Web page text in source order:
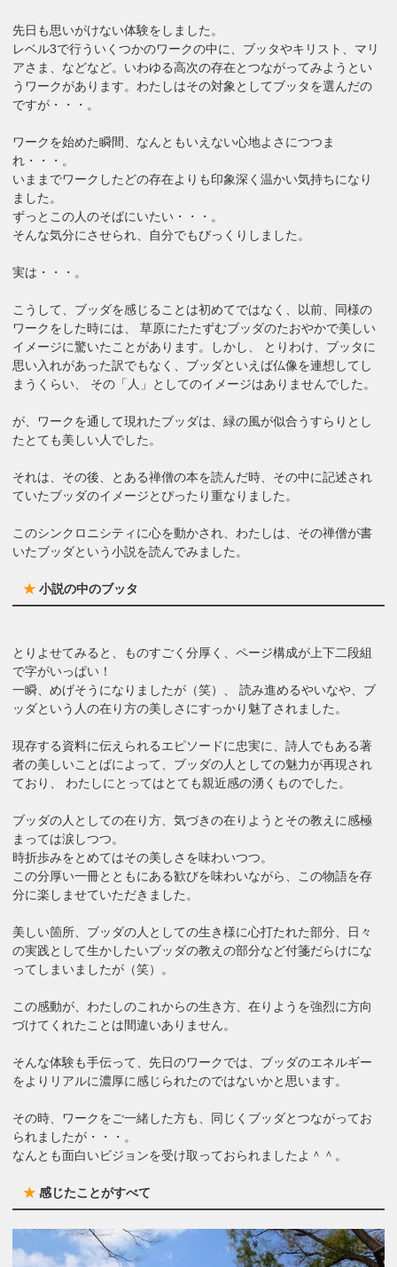
先日も思いがけない体験をしました。
レベル3で行ういくつかのワークの中に、ブッタやキリスト、マリ
アさま、などなど。いわゆる高次の存在とつながってみようとい
うワークがあります。わたしはその対象としてブッタを選んだの
ですが・・・。
ワークを始めた瞬間、なんともいえない心地よさにつつま
れ・・・。
いままでワークしたどの存在よりも印象深く温かい気持ちになり
ました。
ずっとこの人のそばにいたい・・・。
そんな気分にさせられ、自分でもびっくりしました。
実は・・・。
こうして、ブッダを感じることは初めてではなく、以前、同様の
ワークをした時には、 草原にたたずむブッダのたおやかで美しい
イメージに驚いたことがあります。しかし、 とりわけ、ブッタに
思い入れがあった訳でもなく、ブッダといえば仏像を連想してし
まうくらい、 その「人」としてのイメージはありませんでした。
が、ワークを通して現れたブッダは、緑の風が似合うすらりとし
たとても美しい人でした。
それは、その後、とある禅僧の本を読んだ時、その中に記述され
ていたブッダのイメージとぴったり重なりました。
このシンクロニシティに心を動かされ、わたしは、その禅僧が書
いたブッダという小説を読んでみました。
★小説の中のブッタ
とりよせてみると、ものすごく分厚く、ページ構成が上下二段組
で字がいっぱい！
一瞬、めげそうになりましたが（笑）、 読み進めるやいなや、ブ
ッダという人の在り方の美しさにすっかり魅了されました。
現存する資料に伝えられるエピソードに忠実に、詩人でもある著
者の美しいことばによって、ブッダの人としての魅力が再現され
ており、 わたしにとってはとても親近感の湧くものでした。
ブッダの人としての在り方、気づきの在りようとその教えに感極
まっては涙しつつ。
時折歩みをとめてはその美しさを味わいつつ。
この分厚い一冊とともにある歓びを味わいながら、この物語を存
分に楽しませていただきました。
美しい箇所、ブッダの人としての生き様に心打たれた部分、日々
の実践として生かしたいブッダの教えの部分など付箋だらけにな
ってしまいましたが（笑）。
この感動が、わたしのこれからの生き方、在りようを強烈に方向
づけてくれたことは間違いありません。
そんな体験も手伝って、先日のワークでは、ブッダのエネルギー
をよりリアルに濃厚に感じられたのではないかと思います。
その時、ワークをご一緒した方も、同じくブッダとつながってお
られましたが・・・。
なんとも面白いビジョンを受け取っておられましたよ＾＾。
★感じたことがすべて